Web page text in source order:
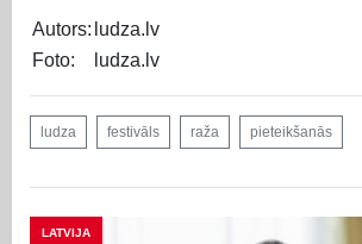
Autors: ludza.lv
Foto:
ludza.lv
ludza festivāls raža pieteikšanās
LATVIJA